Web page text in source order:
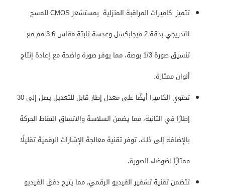
تتميز كاميرات المراقبة المنزلية بمستشعر CMOS للمسح
التدريجي بدقة 2 ميجابكسل وعدسة ثابتة مقاس 3.6 مم مع
تنسيق صورة 1/3 بوصة، مما يوفر صورة واضحة مع إعادة إنتاج
ألوان ممتازة.
تحتوي الكاميرا أيضًا على معدل إطار قابل للتعديل يصل إلى 30
إطارًا في الثانية، مما يضمن السلاسة والاتساق التقاط الحركة
بالإضافة إلى ذلك، توفر تقنية معالجة الإشارات الرقمية تقليلًا
ممتازًا لضوضاء الصورة،
تتضمن تقنية تشفير الفيديو الرقمي، مما يتيح دفق الفيديو